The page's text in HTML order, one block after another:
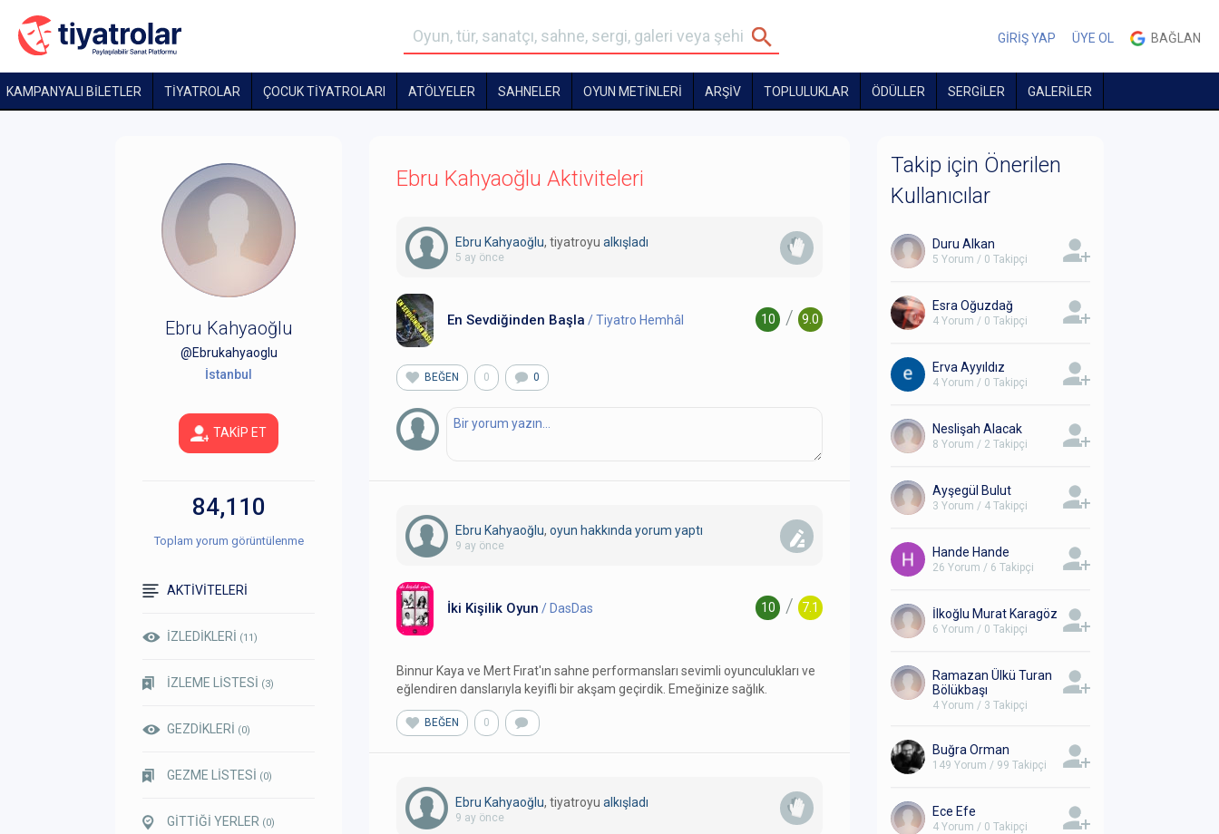
GİRİŞ YAP ÜYE OL BAĞLAN
KAMPANYALI BİLETLER TİYATROLAR ÇOCUK TIYATROLARI ATÖLYELER SAHNELER OYUN METİNLERİ ARŞİV TOPLULUKLAR ÖDÜLLER SERGİLER GALERİLER
Ebru Kahyaoğlu
@Ebrukahyaoglu
İstanbul
TAKİP ET
84,110
Toplam yorum görüntülenme
AKTİVİTELERİ
İZLEDİKLERİ (11)
İZLEME LİSTESİ (3)
GEZDİKLERİ (0)
GEZME LİSTESİ (0)
GİTTİĞİ YERLER (0)
Ebru Kahyaoğlu Aktiviteleri
Ebru Kahyaoğlu, tiyatroyu alkışladı
5 ay önce
9.0
/
10
En Sevdiğinden Başla / Tiyatro Hemhâl
BEĞEN 0 0
Ebru Kahyaoğlu, oyun hakkında yorum yaptı
9 ay önce
7.1
/
10
İki Kişilik Oyun / DasDas
Binnur Kaya ve Mert Fırat'ın sahne performansları sevimli oyunculukları ve
eğlendiren danslarıyla keyifli bir akşam geçirdik. Emeğinize sağlık.
BEĞEN 0
Ebru Kahyaoğlu, tiyatroyu alkışladı
9 ay önce
Takip için Önerilen
Kullanıcılar
Duru Alkan
5 Yorum / 0 Takipçi
Esra Oğuzdağ
4 Yorum / 0 Takipçi
Erva Ayyıldız
4 Yorum / 0 Takipçi
Neslişah Alacak
8 Yorum / 2 Takipçi
Ayşegül Bulut
3 Yorum / 4 Takipçi
Hande Hande
26 Yorum / 6 Takipçi
İlkoğlu Murat Karagöz
6 Yorum / 0 Takipçi
Ramazan Ülkü Turan
Bölükbaşı
4 Yorum / 3 Takipçi
Buğra Orman
149 Yorum / 99 Takipçi
Ece Efe
4 Yorum / 0 Takipçi